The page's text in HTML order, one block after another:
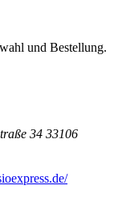
und Bestellung.
34 33106